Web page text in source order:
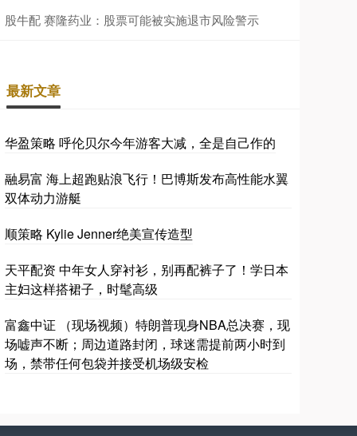
股牛配 赛隆药业：股票可能被实施退市风险警示
最新文章
华盈策略 呼伦贝尔今年游客大减，全是自己作的
融易富 海上超跑贴浪飞行！巴博斯发布高性能水翼
双体动力游艇
顺策略 Kylie Jenner绝美宣传造型
天平配资 中年女人穿衬衫，别再配裤子了！学日本
主妇这样搭裙子，时髦高级
富鑫中证 （现场视频）特朗普现身NBA总决赛，现
场嘘声不断；周边道路封闭，球迷需提前两小时到
场，禁带任何包袋并接受机场级安检